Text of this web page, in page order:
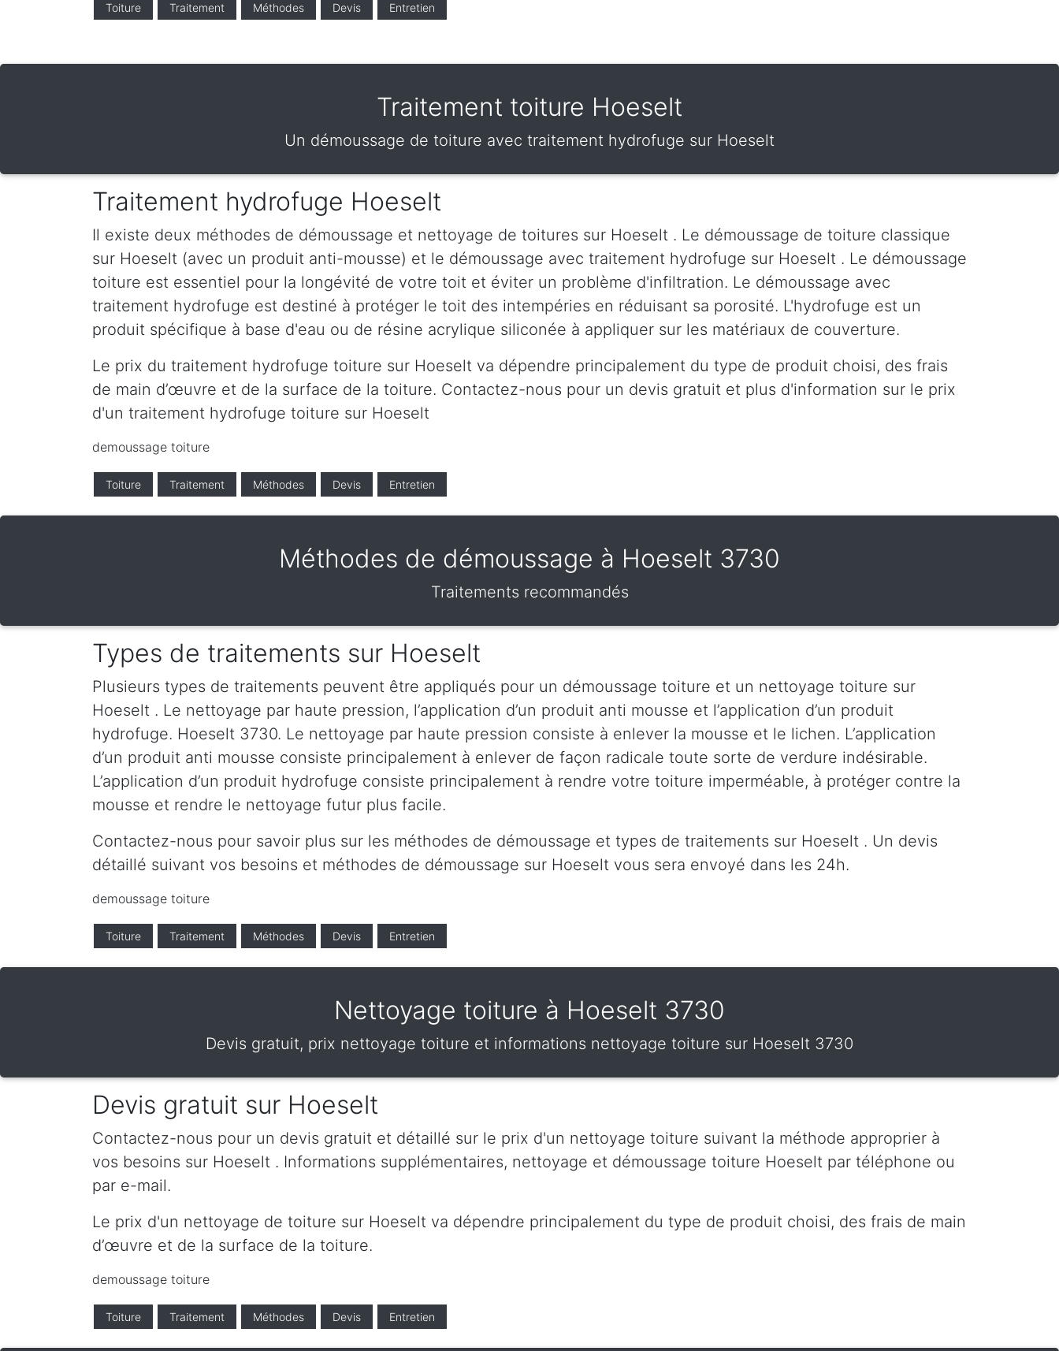
Toiture Traitement Méthodes Devis Entretien
Traitement toiture Hoeselt
Un démoussage de toiture avec traitement hydrofuge sur Hoeselt
Traitement hydrofuge Hoeselt
Il existe deux méthodes de démoussage et nettoyage de toitures sur Hoeselt . Le démoussage de toiture classique
sur Hoeselt (avec un produit anti-mousse) et le démoussage avec traitement hydrofuge sur Hoeselt . Le démoussage
toiture est essentiel pour la longévité de votre toit et éviter un problème d'infiltration. Le démoussage avec
traitement hydrofuge est destiné à protéger le toit des intempéries en réduisant sa porosité. L'hydrofuge est un
produit spécifique à base d'eau ou de résine acrylique siliconée à appliquer sur les matériaux de couverture.
Le prix du traitement hydrofuge toiture sur Hoeselt va dépendre principalement du type de produit choisi, des frais
de main d’œuvre et de la surface de la toiture. Contactez-nous pour un devis gratuit et plus d'information sur le prix
d'un traitement hydrofuge toiture sur Hoeselt
demoussage toiture
Toiture Traitement Méthodes Devis Entretien
Méthodes de démoussage à Hoeselt 3730
Traitements recommandés
Types de traitements sur Hoeselt
Plusieurs types de traitements peuvent être appliqués pour un démoussage toiture et un nettoyage toiture sur
Hoeselt . Le nettoyage par haute pression, l’application d’un produit anti mousse et l’application d’un produit
hydrofuge. Hoeselt 3730. Le nettoyage par haute pression consiste à enlever la mousse et le lichen. L’application
d’un produit anti mousse consiste principalement à enlever de façon radicale toute sorte de verdure indésirable.
L’application d’un produit hydrofuge consiste principalement à rendre votre toiture imperméable, à protéger contre la
mousse et rendre le nettoyage futur plus facile.
Contactez-nous pour savoir plus sur les méthodes de démoussage et types de traitements sur Hoeselt . Un devis
détaillé suivant vos besoins et méthodes de démoussage sur Hoeselt vous sera envoyé dans les 24h.
demoussage toiture
Toiture Traitement Méthodes Devis Entretien
Nettoyage toiture à Hoeselt 3730
Devis gratuit, prix nettoyage toiture et informations nettoyage toiture sur Hoeselt 3730
Devis gratuit sur Hoeselt
Contactez-nous pour un devis gratuit et détaillé sur le prix d'un nettoyage toiture suivant la méthode approprier à
vos besoins sur Hoeselt . Informations supplémentaires, nettoyage et démoussage toiture Hoeselt par téléphone ou
par e-mail.
Le prix d'un nettoyage de toiture sur Hoeselt va dépendre principalement du type de produit choisi, des frais de main
d’œuvre et de la surface de la toiture.
demoussage toiture
Toiture Traitement Méthodes Devis Entretien